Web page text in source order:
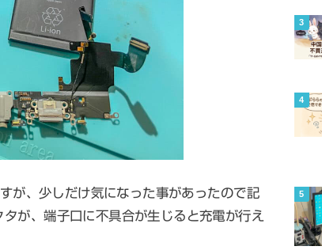
が、少しだけ気になった事があったので記
が、端子口に不具合が生じると充電が行え